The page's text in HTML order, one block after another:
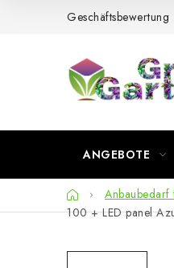
Geschäftsbewertung
ANGEBOTE
StartseiteAnbaubedarf
100 + LED panel